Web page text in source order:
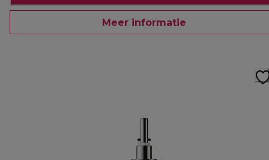
Meer informatie